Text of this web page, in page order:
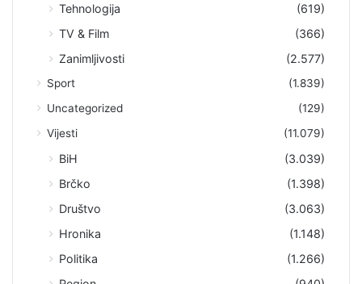
Tehnologija
(619)
TV & Film
(366)
Zanimljivosti
(2.577)
Sport
(1.839)
Uncategorized
(129)
Vijesti
(11.079)
BiH
(3.039)
Brčko
(1.398)
Društvo
(3.063)
Hronika
(1.148)
Politika
(1.266)